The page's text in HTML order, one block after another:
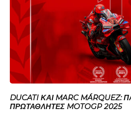
DUCATI ΚΑΙ MARC MÁRQUEZ:
ΠΡΩΤΑΘΛΗΤΈΣ MOTOGP 2025